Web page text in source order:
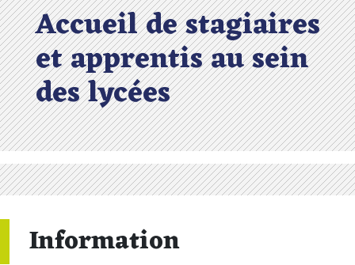
Accueil de stagiaires
et apprentis au sein
des lycées
Information